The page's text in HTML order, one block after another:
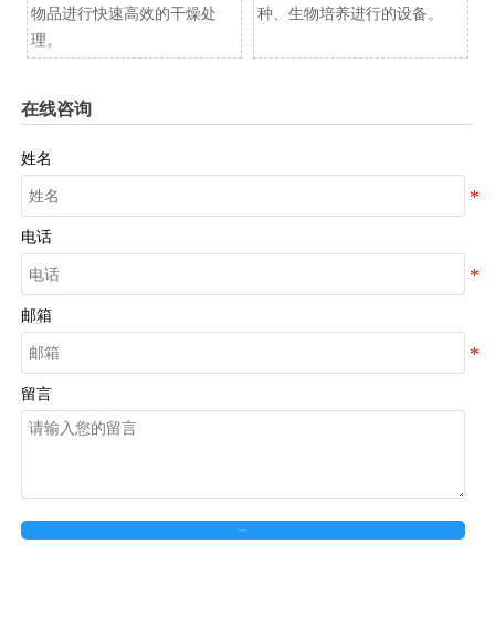
物品进行快速高效的干燥处
理。
种、生物培养进行的设备。
在线咨询
姓名
电话
邮箱
留言